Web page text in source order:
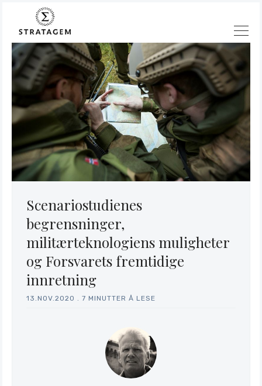
Søk
Scenariostudienes
begrensninger,
militærteknologiens muligheter
og Forsvarets fremtidige
innretning
13.NOV.2020 7 MINUTTER Å LESE